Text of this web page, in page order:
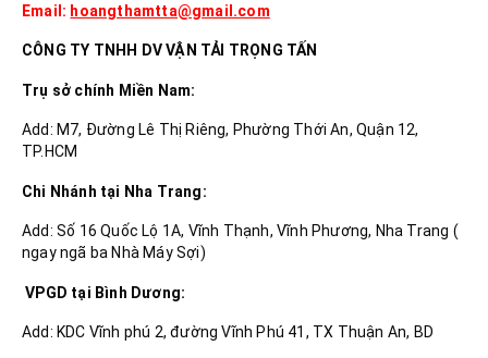
Email: hoangthamtta@gmail.com
CÔNG TY TNHH DV VẬN TẢI TRỌNG TẤN
Trụ sở chính Miền Nam:
Add: M7, Đường Lê Thị Riêng, Phường Thới An, Quận 12,
TP.HCM
Chi Nhánh tại Nha Trang:
Add: Số 16 Quốc Lộ 1A, Vĩnh Thạnh, Vĩnh Phương, Nha Trang (
ngay ngã ba Nhà Máy Sợi)
VPGD tại Bình Dương:
Add: KDC Vĩnh phú 2, đường Vĩnh Phú 41, TX Thuận An, BD